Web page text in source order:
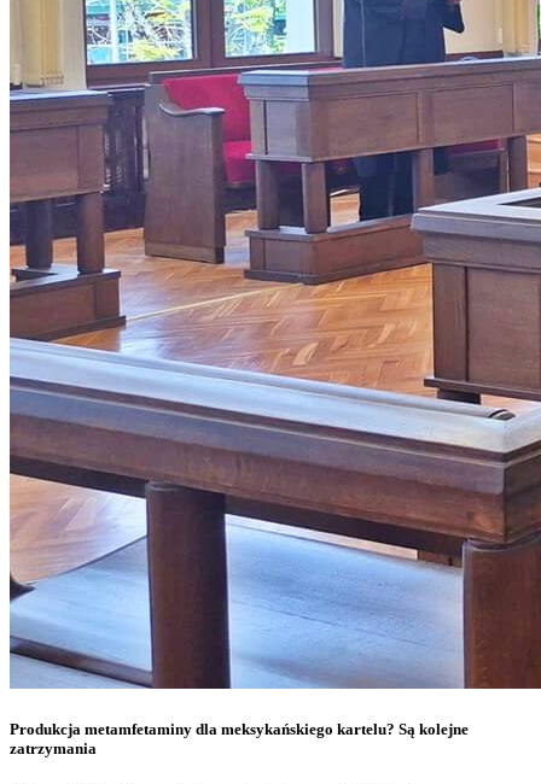
Produkcja metamfetaminy dla meksykańskiego kartelu? Są kolejne
zatrzymania